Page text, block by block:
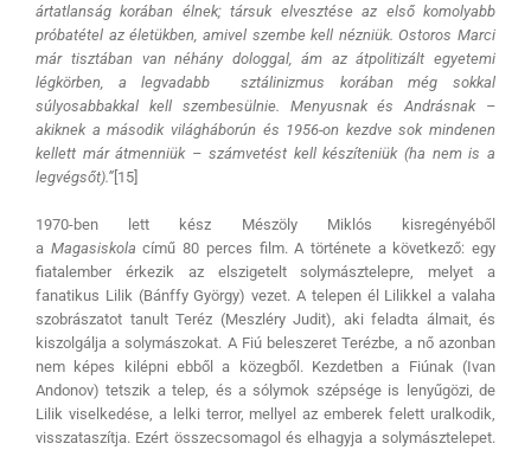
ártatlanság korában élnek; társuk elvesztése az első komolyabb
próbatétel az életükben, amivel szembe kell nézniük. Ostoros Marci
már tisztában van néhány dologgal, ám az átpolitizált egyetemi
légkörben, a legvadabb sztálinizmus korában még sokkal
súlyosabbakkal kell szembesülnie. Menyusnak és Andrásnak –
akiknek a második világháborún és 1956-on kezdve sok mindenen
kellett már átmenniük – számvetést kell készíteniük (ha nem is a
legvégsőt).”[15]
1970-ben lett kész Mészöly Miklós kisregényéből
a Magasiskolacímű 80 perces film. A története a következő: egy
fiatalember érkezik az elszigetelt solymásztelepre, melyet a
fanatikus Lilik (Bánffy György) vezet. A telepen él Lilikkel a valaha
szobrászatot tanult Teréz (Meszléry Judit), aki feladta álmait, és
kiszolgálja a solymászokat. A Fiú beleszeret Terézbe, a nő azonban
nem képes kilépni ebből a közegből. Kezdetben a Fiúnak (Ivan
Andonov) tetszik a telep, és a sólymok szépsége is lenyűgözi, de
Lilik viselkedése, a lelki terror, mellyel az emberek felett uralkodik,
visszataszítja. Ezért összecsomagol és elhagyja a solymásztelepet.